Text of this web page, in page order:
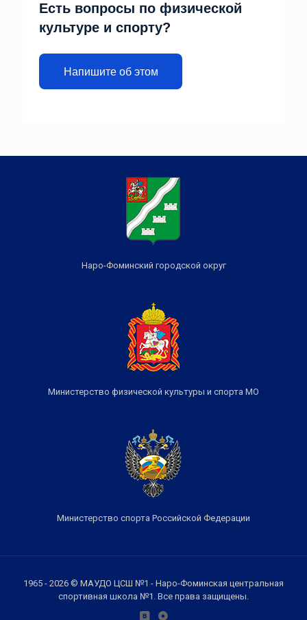
Есть вопросы по физической
культуре и спорту?
Напишите об этом
Наро-Фоминский городской округ
Министерство физической культуры и спорта МО
Министерство спорта Российской Федерации
1965 - 2026 © МАУДО ЦСШ №1 - Наро-Фоминская центральная
спортивная школа №1. Все права защищены.